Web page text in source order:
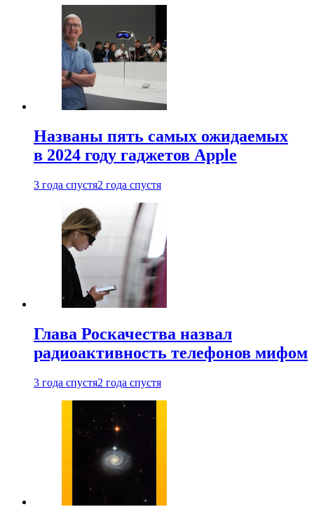
Названы пять самых ожидаемых
в 2024 году гаджетов Apple
3 года спустя2 года спустя
Глава Роскачества назвал
радиоактивность телефонов мифом
3 года спустя2 года спустя